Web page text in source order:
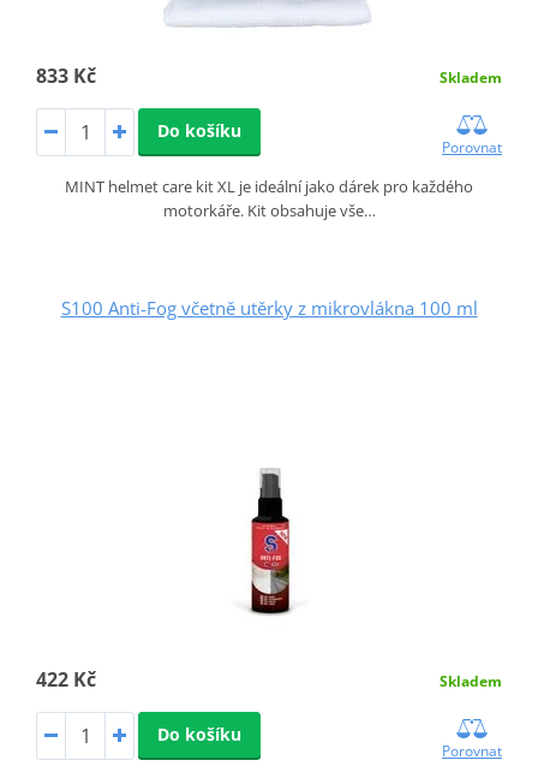
833 Kč Skladem
Do košíku
Porovnat
MINT helmet care kit XL je ideální jako dárek pro každého
motorkáře. Kit obsahuje vše…
S100 Anti-Fog včetně utěrky z mikrovlákna 100 ml
422 Kč Skladem
Do košíku
Porovnat